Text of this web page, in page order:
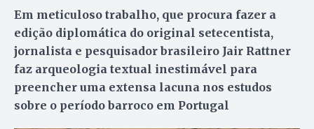
Em meticuloso trabalho, que procura fazer a
edição diplomática do original setecentista,
jornalista e pesquisador brasileiro Jair Rattner
faz arqueologia textual inestimável para
preencher uma extensa lacuna nos estudos
sobre o período barroco em Portugal